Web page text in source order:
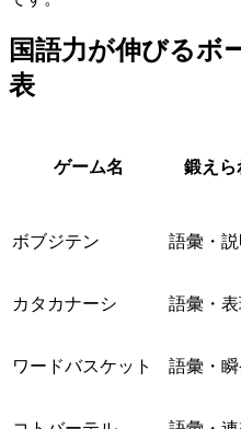
国語力が伸びるボ
表
ゲーム名 鍛えら
ボブジテン 語彙・説
カタカナーシ 語彙・表
ワードバスケット 語彙・瞬